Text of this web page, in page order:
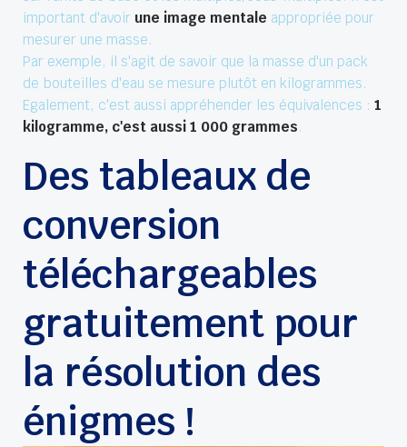
important d'avoir une image mentale appropriée pour
mesurer une masse.
Par exemple, il s'agit de savoir que la masse d'un pack
de bouteilles d'eau se mesure plutôt en kilogrammes.
Egalement, c'est aussi appréhender les équivalences : 1
kilogramme, c'est aussi 1 000 grammes.
Des tableaux de
conversion
téléchargeables
gratuitement pour
la résolution des
énigmes !